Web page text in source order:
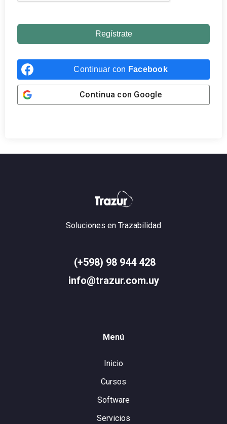
Regístrate
Continuar con Facebook
Continua con Google
Soluciones en Trazabilidad
(+598) 98 944 428
info@trazur.com.uy
Menú
Inicio
Cursos
Software
Servicios